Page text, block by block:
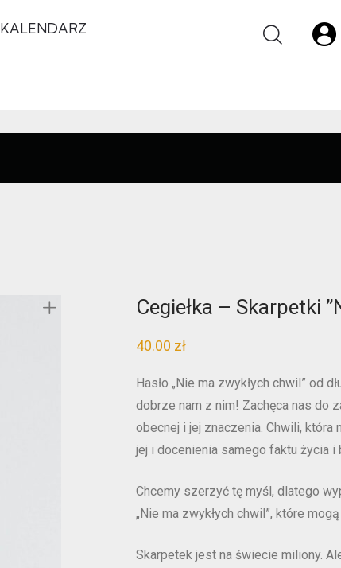
KALENDARZ
Cegiełka – Skarpetki
40.00 zł
Hasło „Nie ma zwykłych chwil” od
dobrze nam z nim! Zachęca nas do
obecnej i jej znaczenia. Chwili,
jej i docenienia samego faktu życia i
Chcemy szerzyć tę myśl, dlatego
„Nie ma zwykłych chwil”, które
Skarpetek jest na świecie miliony.